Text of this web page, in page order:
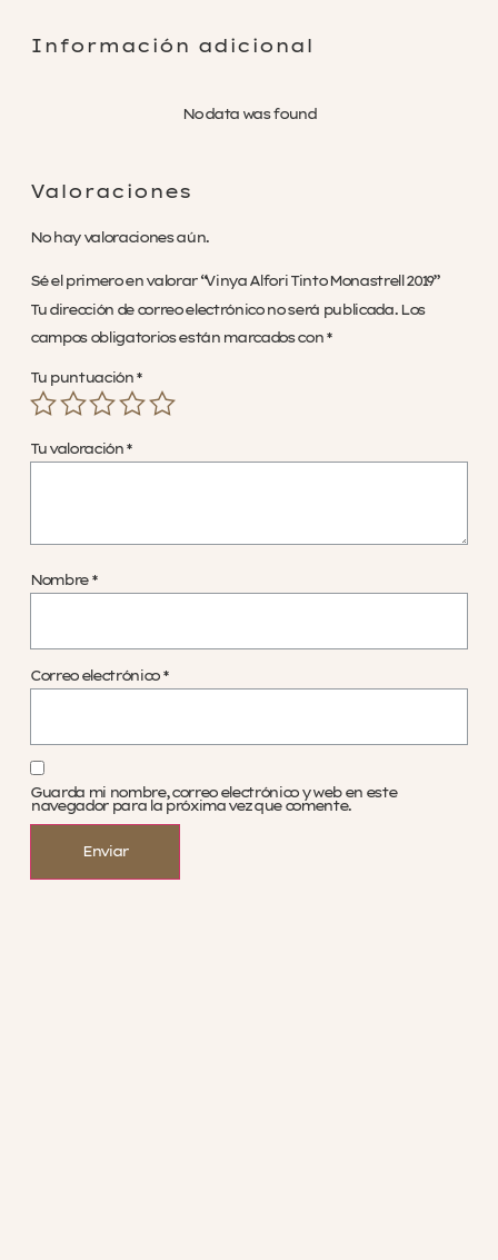
Información adicional
No data was found
Valoraciones
No hay valoraciones aún.
Sé el primero en valorar “Vinya Alfori Tinto Monastrell 2019”
Tu dirección de correo electrónico no será publicada. Los
campos obligatorios están marcados con *
Tu puntuación *
Tu valoración *
Nombre *
Correo electrónico *
Guarda mi nombre, correo electrónico y web en este
navegador para la próxima vez que comente.